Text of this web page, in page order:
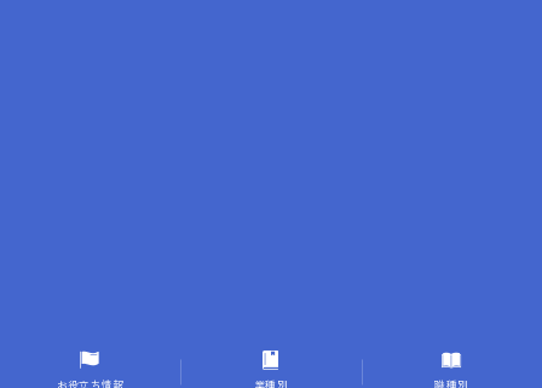
9.転職成功者の事例分析とアドバイス